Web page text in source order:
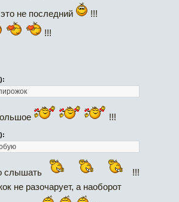
это не последний
!!!
!!!
!!!
слышать
!!!
не разочарует, а наоборот